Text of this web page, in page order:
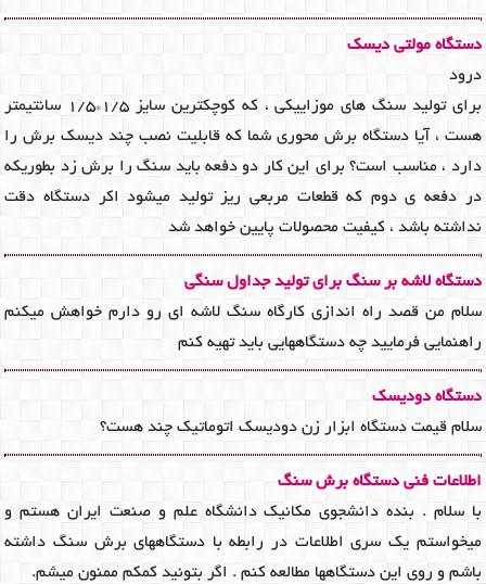
دستگاه مولتی دیسک
درود
برای تولید سنگ های موزاییکی ، که کوچکترین سایز ۱/۵*۱/۵ سانتیمتر
هست ، آیا دستگاه برش محوری شما که قابلیت نصب چند دیسک برش را
دارد ، مناسب است؟ برای این کار دو دفعه باید سنگ را برش زد بطوریکه
در دفعه ی دوم که قطعات مربعی ریز تولید میشود اکر دستگاه دقت
نداشته باشد ، کیفیت محصولات پایین خواهد شد
دستگاه لاشه بر سنگ برای تولید جداول سنگی
سلام من قصد راه اندازی کارگاه سنگ لاشه ای رو دارم خواهش میکنم
راهنمایی فرمایید چه دستگاههایی باید تهیه کنم
دستگاه دودیسک
سلام قیمت دستگاه ابزار زن دودیسک اتوماتیک چند هست؟
اطلاعات فنی دستگاه برش سنگ
با سلام . بنده دانشجوی مکانیک دانشگاه علم و صنعت ایران هستم و
میخواستم یک سری اطلاعات در رابطه با دستگاههای برش سنگ داشته
باشم و روی این دستگاهها مطالعه کنم . اگر بتونید کمکم ممنون میشم.